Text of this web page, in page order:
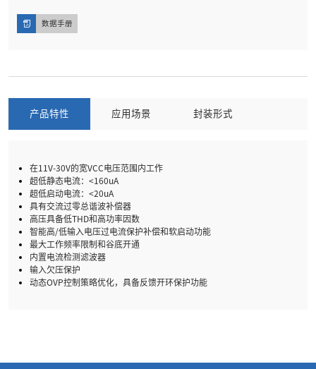
数据手册
产品特性 应用场景 封装形式
在11V-30V的宽VCC电压范围内工作
超低静态电流：<160uA
超低启动电流：<20uA
具有交流过零总谐波补偿器
高压具备低THD和高功率因数
智能高/低输入电压过电流保护补偿和软启动功能
最大工作频率限制和谷底开通
内置电流检测滤波器
输入欠压保护
动态OVP控制策略优化，具备反馈开环保护功能